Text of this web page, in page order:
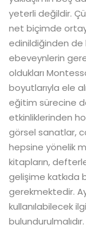
yeterli değildir.
net biçimde
edinildiğinden de
ebeveynlerin
oldukları
boyutlarıyla ele
eğitim sürecine
etkinliklerinden
görsel sanatlar,
hepsine yönelik
kitapların,
gelişime katkıda
gerekmektedir.
kullanılabilecek
bulundurulmalıdır.